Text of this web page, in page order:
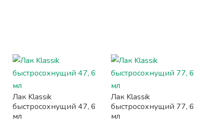
Лак Klassik
быстросохнущий 47, 6
мл
Лак Klassik
быстросохнущий 77, 6
мл